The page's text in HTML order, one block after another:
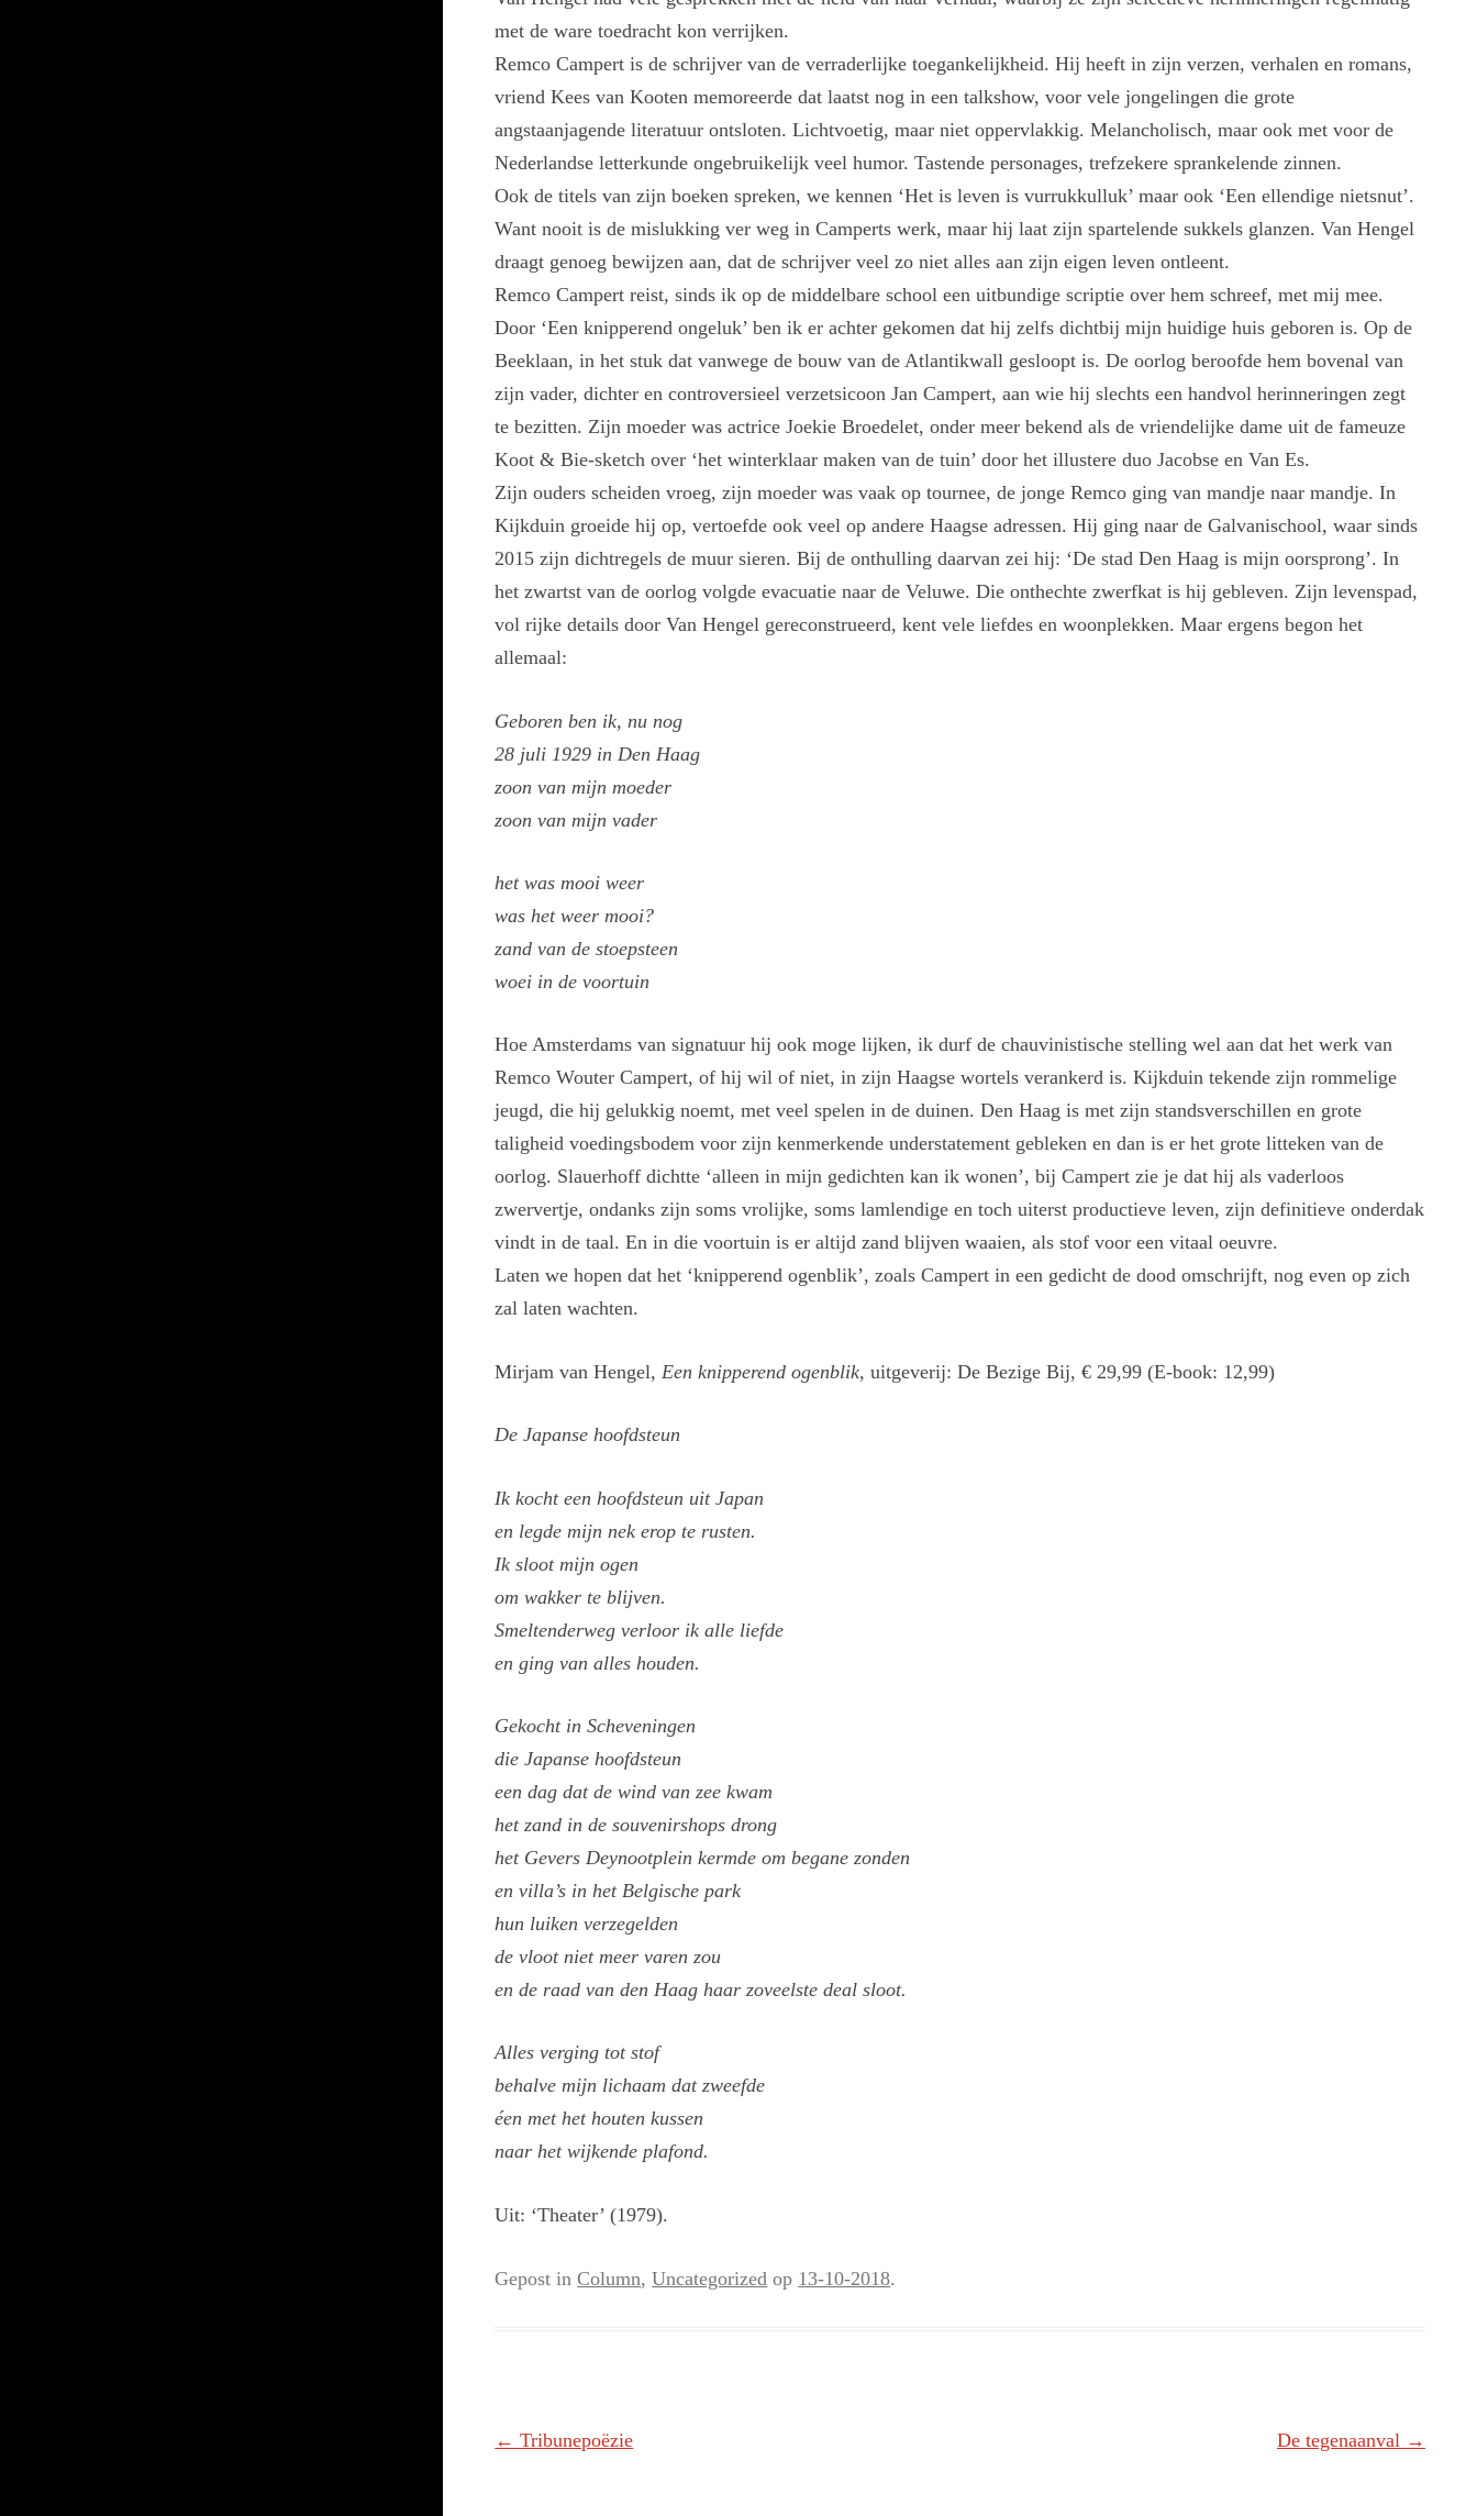
met de ware toedracht kon verrijken.
Remco Campert is de schrijver van de verraderlijke toegankelijkheid. Hij heeft in zijn verzen, verhalen en romans,
vriend Kees van Kooten memoreerde dat laatst nog in een talkshow, voor vele jongelingen die grote
angstaanjagende literatuur ontsloten. Lichtvoetig, maar niet oppervlakkig. Melancholisch, maar ook met voor de
Nederlandse letterkunde ongebruikelijk veel humor. Tastende personages, trefzekere sprankelende zinnen.
Ook de titels van zijn boeken spreken, we kennen ‘Het is leven is vurrukkulluk’ maar ook ‘Een ellendige nietsnut’.
Want nooit is de mislukking ver weg in Camperts werk, maar hij laat zijn spartelende sukkels glanzen. Van Hengel
draagt genoeg bewijzen aan, dat de schrijver veel zo niet alles aan zijn eigen leven ontleent.
Remco Campert reist, sinds ik op de middelbare school een uitbundige scriptie over hem schreef, met mij mee.
Door ‘Een knipperend ongeluk’ ben ik er achter gekomen dat hij zelfs dichtbij mijn huidige huis geboren is. Op de
Beeklaan, in het stuk dat vanwege de bouw van de Atlantikwall gesloopt is. De oorlog beroofde hem bovenal van
zijn vader, dichter en controversieel verzetsicoon Jan Campert, aan wie hij slechts een handvol herinneringen zegt
te bezitten. Zijn moeder was actrice Joekie Broedelet, onder meer bekend als de vriendelijke dame uit de fameuze
Koot & Bie-sketch over ‘het winterklaar maken van de tuin’ door het illustere duo Jacobse en Van Es.
Zijn ouders scheiden vroeg, zijn moeder was vaak op tournee, de jonge Remco ging van mandje naar mandje. In
Kijkduin groeide hij op, vertoefde ook veel op andere Haagse adressen. Hij ging naar de Galvanischool, waar sinds
2015 zijn dichtregels de muur sieren. Bij de onthulling daarvan zei hij: ‘De stad Den Haag is mijn oorsprong’. In
het zwartst van de oorlog volgde evacuatie naar de Veluwe. Die onthechte zwerfkat is hij gebleven. Zijn levenspad,
vol rijke details door Van Hengel gereconstrueerd, kent vele liefdes en woonplekken. Maar ergens begon het
allemaal:
Geboren ben ik, nu nog
28 juli 1929 in Den Haag
zoon van mijn moeder
zoon van mijn vader
het was mooi weer
was het weer mooi?
zand van de stoepsteen
woei in de voortuin
Hoe Amsterdams van signatuur hij ook moge lijken, ik durf de chauvinistische stelling wel aan dat het werk van
Remco Wouter Campert, of hij wil of niet, in zijn Haagse wortels verankerd is. Kijkduin tekende zijn rommelige
jeugd, die hij gelukkig noemt, met veel spelen in de duinen. Den Haag is met zijn standsverschillen en grote
taligheid voedingsbodem voor zijn kenmerkende understatement gebleken en dan is er het grote litteken van de
oorlog. Slauerhoff dichtte ‘alleen in mijn gedichten kan ik wonen’, bij Campert zie je dat hij als vaderloos
zwervertje, ondanks zijn soms vrolijke, soms lamlendige en toch uiterst productieve leven, zijn definitieve onderdak
vindt in de taal. En in die voortuin is er altijd zand blijven waaien, als stof voor een vitaal oeuvre.
Laten we hopen dat het ‘knipperend ogenblik’, zoals Campert in een gedicht de dood omschrijft, nog even op zich
zal laten wachten.
Mirjam van Hengel, Een knipperend ogenblik,uitgeverij: De Bezige Bij, € 29,99 (E-book: 12,99)
De Japanse hoofdsteun
Ik kocht een hoofdsteun uit Japan
en legde mijn nek erop te rusten.
Ik sloot mijn ogen
om wakker te blijven.
Smeltenderweg verloor ik alle liefde
en ging van alles houden.
Gekocht in Scheveningen
die Japanse hoofdsteun
een dag dat de wind van zee kwam
het zand in de souvenirshops drong
het Gevers Deynootplein kermde om begane zonden
en villa’s in het Belgische park
hun luiken verzegelden
de vloot niet meer varen zou
en de raad van den Haag haar zoveelste deal sloot.
Alles verging tot stof
behalve mijn lichaam dat zweefde
éen met het houten kussen
naar het wijkende plafond.
Uit: ‘Theater’ (1979).
Gepost inColumn,Uncategorized op 13-10-2018.
Berichtnavigatie
← Tribunepoëzie De tegenaanval →